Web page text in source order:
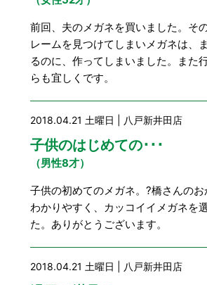
前回、夫のメガネを買いました。そ
レームを見つけてしまいメガネは、
るのに、作ってしまいました。また
らも宜しくです。
2018.04.21 土曜日 | 八戸新井田店
子供のはじめての･･･
（男性8才）
子供の初めてのメガネ。?橋さんの
わかりやすく、カッコイイメガネを
た。ありがとうございます。
2018.04.21 土曜日 | 八戸新井田店